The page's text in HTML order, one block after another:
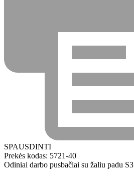
SPAUSDINTI
Prekės kodas: 5721-40
Odiniai darbo pusbačiai su žaliu padu S3